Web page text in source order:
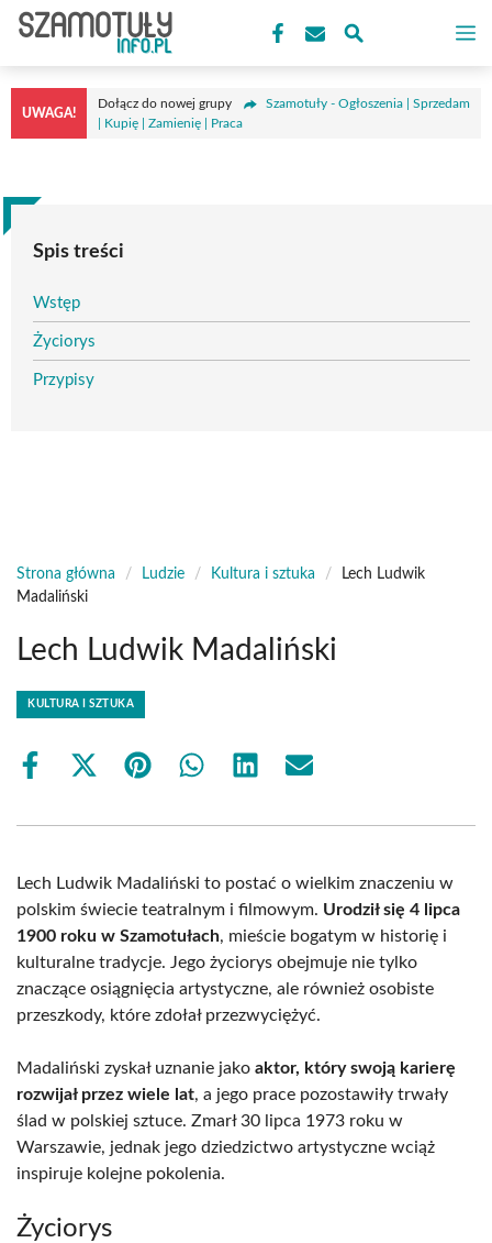
Przejdź
treści
UWAGA!
Dołącz do nowej grupy
Szamotuły - Ogłoszenia | Sprzedam
| Kupię | Zamienię | Praca
Spis treści
Wstęp
Życiorys
Przypisy
Strona główna / Ludzie / Kultura i sztuka /
Lech Ludwik
Madaliński
Lech Ludwik Madaliński
KULTURA I SZTUKA
Share
Share
(Twitter)
Share Share Share Share
Lech Ludwik Madaliński to postać o wielkim znaczeniu w
polskim świecie teatralnym i filmowym. Urodził się 4 lipca
1900 roku w Szamotułach, mieście bogatym w historię i
kulturalne tradycje. Jego życiorys obejmuje nie tylko
znaczące osiągnięcia artystyczne, ale również osobiste
przeszkody, które zdołał przezwyciężyć.
Madaliński zyskał uznanie jako aktor, który swoją karierę
rozwijał przez wiele lat, a jego prace pozostawiły trwały
ślad w polskiej sztuce. Zmarł 30 lipca 1973 roku w
Warszawie, jednak jego dziedzictwo artystyczne wciąż
inspiruje kolejne pokolenia.
Życiorys